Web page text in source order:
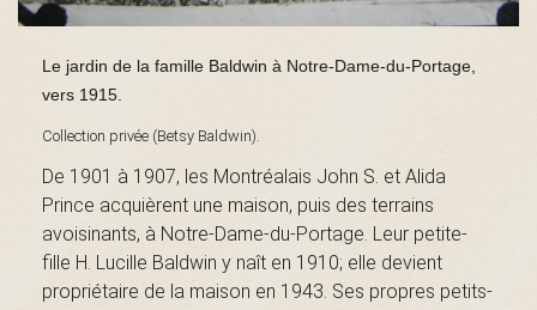
e
Le jardin de la famille Baldwin à Notre-Dame-du-Portage,
vers 1915.
Collection privée (Betsy Baldwin).
De 1901 à 1907, les Montréalais John S. et Alida
Prince acquièrent une maison, puis des terrains
avoisinants, à Notre-Dame-du-Portage. Leur petite-
fille H. Lucille Baldwin y naît en 1910; elle devient
propriétaire de la maison en 1943. Ses propres petits-